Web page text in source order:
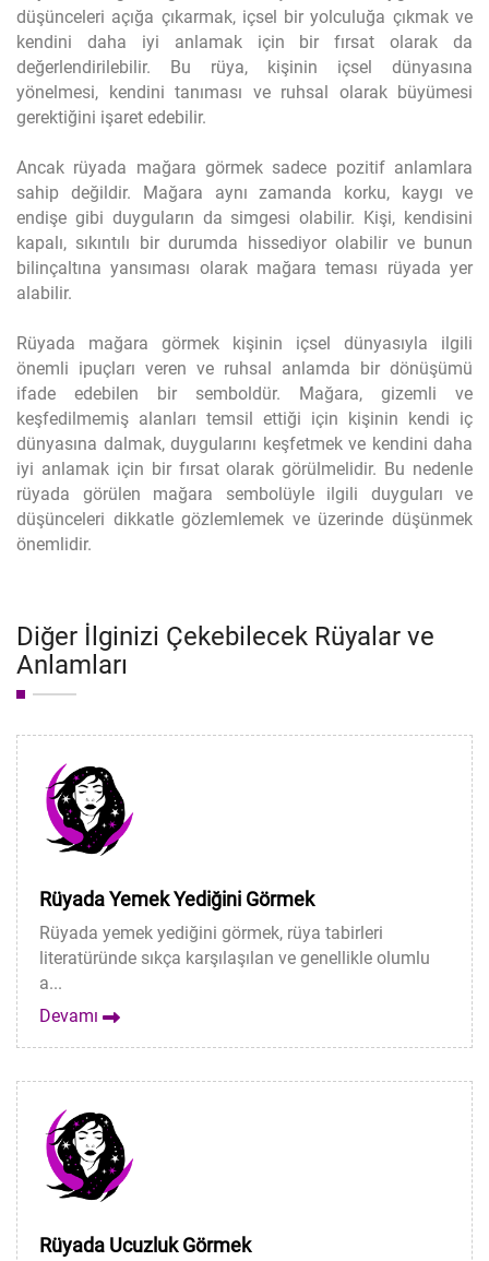
düşünceleri açığa çıkarmak, içsel bir yolculuğa çıkmak ve
kendini daha iyi anlamak için bir fırsat olarak da
değerlendirilebilir. Bu rüya, kişinin içsel dünyasına
yönelmesi, kendini tanıması ve ruhsal olarak büyümesi
gerektiğini işaret edebilir.
Ancak rüyada mağara görmek sadece pozitif anlamlara
sahip değildir. Mağara aynı zamanda korku, kaygı ve
endişe gibi duyguların da simgesi olabilir. Kişi, kendisini
kapalı, sıkıntılı bir durumda hissediyor olabilir ve bunun
bilinçaltına yansıması olarak mağara teması rüyada yer
alabilir.
Rüyada mağara görmek kişinin içsel dünyasıyla ilgili
önemli ipuçları veren ve ruhsal anlamda bir dönüşümü
ifade edebilen bir semboldür. Mağara, gizemli ve
keşfedilmemiş alanları temsil ettiği için kişinin kendi iç
dünyasına dalmak, duygularını keşfetmek ve kendini daha
iyi anlamak için bir fırsat olarak görülmelidir. Bu nedenle
rüyada görülen mağara sembolüyle ilgili duyguları ve
düşünceleri dikkatle gözlemlemek ve üzerinde düşünmek
önemlidir.
Diğer İlginizi Çekebilecek Rüyalar ve
Anlamları
Rüyada Yemek Yediğini Görmek
Rüyada yemek yediğini görmek, rüya tabirleri
literatüründe sıkça karşılaşılan ve genellikle olumlu
a...
Devamı
Rüyada Ucuzluk Görmek